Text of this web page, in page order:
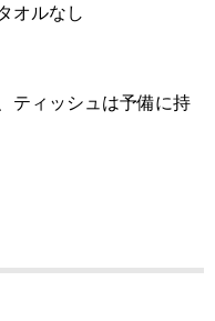
オルなし
ティッシュは予備に持